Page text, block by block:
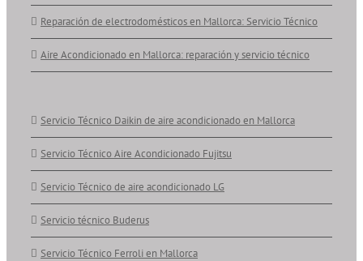
Reparación de electrodomésticos en Mallorca: Servicio Técnico
Aire Acondicionado en Mallorca: reparación y servicio técnico
Servicio Técnico Daikin de aire acondicionado en Mallorca
Servicio Técnico Aire Acondicionado Fujitsu
Servicio Técnico de aire acondicionado LG
Servicio técnico Buderus
Servicio Técnico Ferroli en Mallorca